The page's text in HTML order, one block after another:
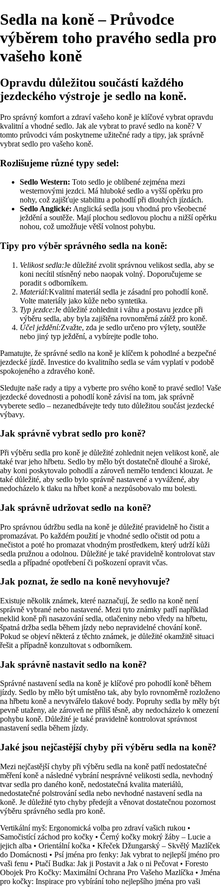
Sedla na koně – Průvodce
výběrem toho pravého sedla pro
vašeho koně
Opravdu důležitou součástí každého
jezdeckého výstroje je sedlo na koně.
Pro správný komfort a zdraví vašeho koně je klíčové vybrat opravdu
kvalitní a vhodné sedlo. Jak ale vybrat to pravé sedlo na koně? V
tomto průvodci vám poskytneme užitečné rady a tipy, jak správně
vybrat sedlo pro vašeho koně.
Rozlišujeme různé typy sedel:
Sedlo Western: Toto sedlo je oblíbené zejména mezi
westernovými jezdci. Má hluboké sedlo a vyšší opěrku pro
nohy, což zajišťuje stabilitu a pohodlí při dlouhých jízdách.
Sedlo Anglické: Anglická sedla jsou vhodná pro všeobecné
ježdění a soutěže. Mají plochou sedlovou plochu a nižší opěrku
nohou, což umožňuje větší volnost pohybu.
Tipy pro výběr správného sedla na koně:
Velikost sedla:Je důležité zvolit správnou velikost sedla, aby se
koni necítil stísněný nebo naopak volný. Doporučujeme se
poradit s odborníkem.
Materiál:Kvalitní materiál sedla je zásadní pro pohodlí koně.
Volte materiály jako kůže nebo syntetika.
Typ jezdce:Je důležité zohlednit i váhu a postavu jezdce při
výběru sedla, aby byla zajištěna rovnoměrná zátěž pro koně.
Účel ježdění:Zvažte, zda je sedlo určeno pro výlety, soutěže
nebo jiný typ ježdění, a vybírejte podle toho.
Pamatujte, že správné sedlo na koně je klíčem k pohodlné a bezpečné
jezdecké jízdě. Investice do kvalitního sedla se vám vyplatí v podobě
spokojeného a zdravého koně.
Sledujte naše rady a tipy a vyberte pro svého koně to pravé sedlo! Vaše
jezdecké dovednosti a pohodlí koně závisí na tom, jak správně
vyberete sedlo – nezanedbávejte tedy tuto důležitou součást jezdecké
výbavy.
Jak správně vybrat sedlo pro koně?
Při výběru sedla pro koně je důležité zohlednit nejen velikost koně, ale
také tvar jeho hřbetu. Sedlo by mělo být dostatečně dlouhé a široké,
aby koni poskytovalo pohodlí a zároveň nemělo tendenci klouzat. Je
také důležité, aby sedlo bylo správně nastavené a vyvážené, aby
nedocházelo k tlaku na hřbet koně a nezpůsobovalo mu bolesti.
Jak správně udržovat sedlo na koně?
Pro správnou údržbu sedla na koně je důležité pravidelně ho čistit a
promazávat. Po každém použití je vhodné sedlo očistit od potu a
nečistot a poté ho promazat vhodným prostředkem, který udrží kůži
sedla pružnou a odolnou. Důležité je také pravidelně kontrolovat stav
sedla a případné opotřebení či poškození opravit včas.
Jak poznat, že sedlo na koně nevyhovuje?
Existuje několik známek, které naznačují, že sedlo na koně není
správně vybrané nebo nastavené. Mezi tyto známky patří například
neklid koně při nasazování sedla, otlačeniny nebo vředy na hřbetu,
špatná držba sedla během jízdy nebo nepravidelné chování koně.
Pokud se objeví některá z těchto známek, je důležité okamžitě situaci
řešit a případně konzultovat s odborníkem.
Jak správně nastavit sedlo na koně?
Správné nastavení sedla na koně je klíčové pro pohodlí koně během
jízdy. Sedlo by mělo být umístěno tak, aby bylo rovnoměrně rozloženo
na hřbetu koně a nevytvářelo tlakové body. Popruhy sedla by měly být
pevně utaženy, ale zároveň ne příliš těsně, aby nedocházelo k omezení
pohybu koně. Důležité je také pravidelně kontrolovat správnost
nastavení sedla během jízdy.
Jaké jsou nejčastější chyby při výběru sedla na koně?
Mezi nejčastější chyby při výběru sedla na koně patří nedostatečné
měření koně a následné vybrání nesprávné velikosti sedla, nevhodný
tvar sedla pro daného koně, nedostatečná kvalita materiálů,
nedostatečné polstrování sedla nebo nevhodné nastavení sedla na
koně. Je důležité tyto chyby předejít a věnovat dostatečnou pozornost
výběru správného sedla pro koně.
Vertikální myš: Ergonomická volba pro zdraví vašich rukou •
Samočistící záchod pro kočky • Černý kočky mokrý žáby – Lucie a
jejich alba • Orientální kočka • Křeček Džungarský – Skvělý Mazlíček
do Domácnosti • Psí jména pro fenky: Jak vybrat to nejlepší jméno pro
vaši fenu • Ptačí Budka: Jak ji Postavit a Jak o ni Pečovat • Foresto
Obojek Pro Kočky: Maximální Ochrana Pro Vašeho Mazlíčka • Jména
pro kočky: Inspirace pro vybírání toho nejlepšího jména pro vaši